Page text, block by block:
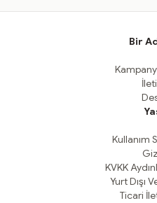
Bir
Kullanım
KVKK
Yurt Dışı
Ticari